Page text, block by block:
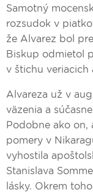
Samotný
rozsudok v
že Alvarez bol
Biskup odmietol
v štichu veriacich
Alvareza už v
väzenia a
Podobne ako on,
pomery v
vyhostila
Stanislava
lásky. Okrem